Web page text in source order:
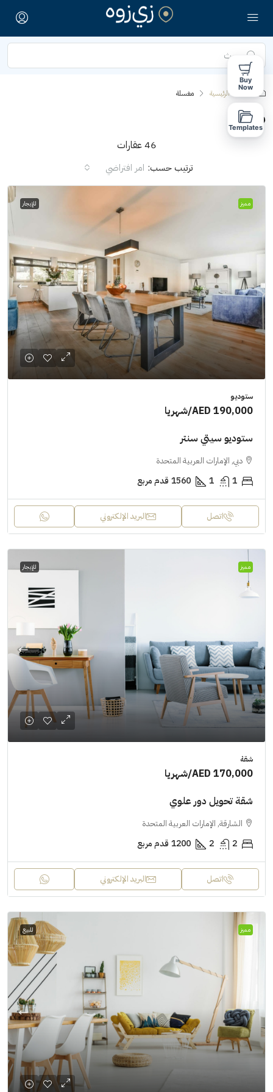
الصفحة الرئيسية مغسلة
مغسلة
46 عقارات
ترتيب حسب: امر افتراضي
مميز للإيجار
ستوديو
AED 190,000/شهريا
ستوديو سيتي سنتر
دبي, الإمارات العربية المتحدة
1
1
1560 قدم مربع
اتصل البريد الإلكتروني
مميز للإيجار
شقة
AED 170,000/شهريا
شقة تحويل دور علوي
الشارقة, الإمارات العربية المتحدة
2
2
1200 قدم مربع
اتصل البريد الإلكتروني
مميز للبيع
Buy
Now
Templates